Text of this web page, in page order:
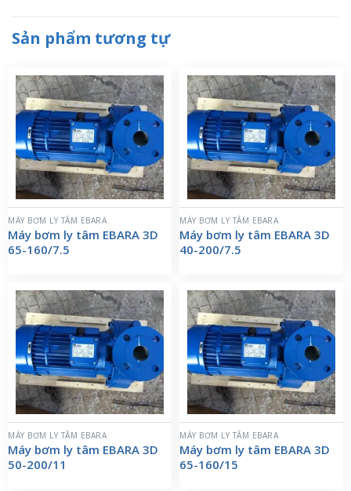
Sản phẩm tương tự
MÁY BƠM LY TÂM EBARA
Máy bơm ly tâm EBARA 3D
65-160/7.5
MÁY BƠM LY TÂM EBARA
Máy bơm ly tâm EBARA 3D
40-200/7.5
MÁY BƠM LY TÂM EBARA
Máy bơm ly tâm EBARA 3D
50-200/11
MÁY BƠM LY TÂM EBARA
Máy bơm ly tâm EBARA 3D
65-160/15